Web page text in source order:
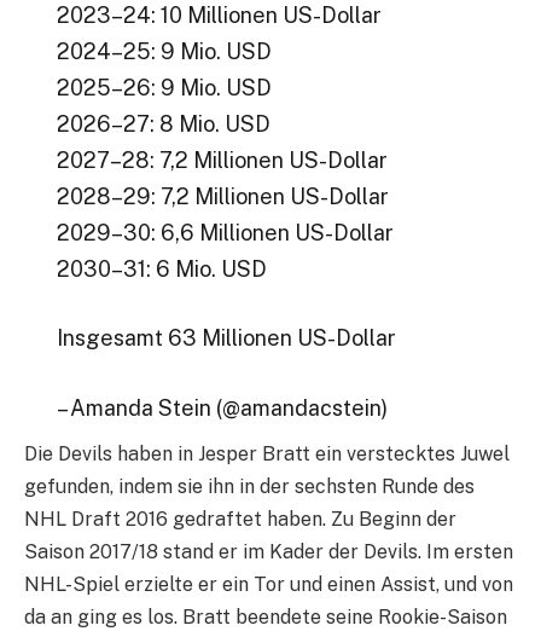
2023–24: 10 Millionen US-Dollar
2024–25: 9 Mio. USD
2025–26: 9 Mio. USD
2026–27: 8 Mio. USD
2027–28: 7,2 Millionen US-Dollar
2028–29: 7,2 Millionen US-Dollar
2029–30: 6,6 Millionen US-Dollar
2030–31: 6 Mio. USD
Insgesamt 63 Millionen US-Dollar
– Amanda Stein (@amandacstein)
Die Devils haben in Jesper Bratt ein verstecktes Juwel
gefunden, indem sie ihn in der sechsten Runde des
NHL Draft 2016 gedraftet haben. Zu Beginn der
Saison 2017/18 stand er im Kader der Devils. Im ersten
NHL-Spiel erzielte er ein Tor und einen Assist, und von
da an ging es los. Bratt beendete seine Rookie-Saison